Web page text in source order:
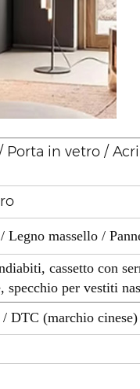
Porta in vetro /
massello /
cassetto con
specchio per vestiti
DTC (marchio